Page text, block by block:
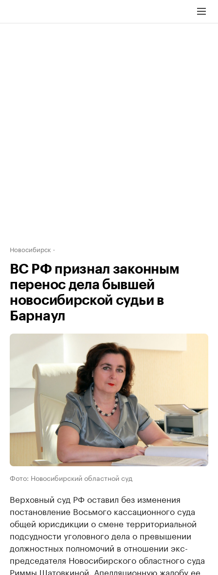
Новосибирск
ВС РФ признал законным
перенос дела бывшей
новосибирской судьи в
Барнаул
Фото: Новосибирский областной суд
Верховный суд РФ оставил без изменения
постановление Восьмого кассационного суда
общей юрисдикции о смене территориальной
подсудности уголовного дела о превышении
должностных полномочий в отношении экс-
председателя Новосибирского областного суда
Риммы Шатовкиной. Апелляционную жалобу ее